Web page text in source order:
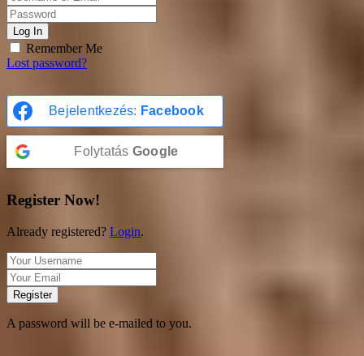
Log In
Remember Me
Lost password?
Bejelentkezés: Facebook
Folytatás Google
Register Now!
Already registered? Login.
Register
A password will be e-mailed to you.